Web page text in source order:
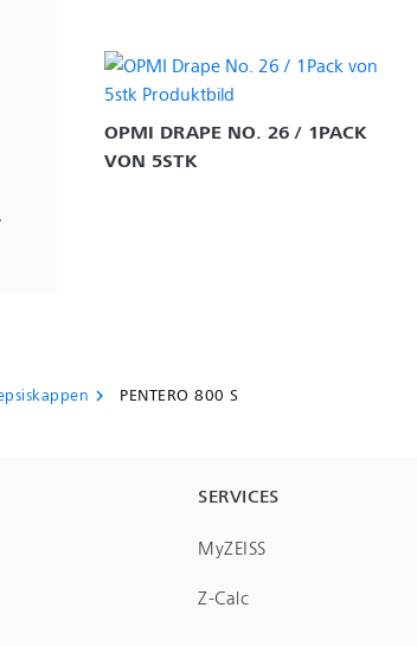
OPMI DRAPE NO. 26 / 1PACK
VON 5STK
chevron_right PENTERO 800 S
SERVICES
MyZEISS
Z-Calc